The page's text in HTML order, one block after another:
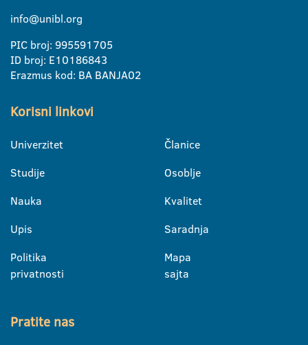
info@unibl.org
PIC broj: 995591705
ID broj: E10186843
Erazmus kod: BA BANJA02
Korisni linkovi
Univerzitet
Studije
Nauka
Upis
Politika
privatnosti
Članice
Osoblje
Kvalitet
Saradnja
Mapa
sajta
Pratite nas